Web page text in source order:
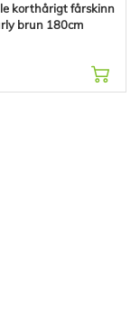
korthårigt fårskinn
brun 180cm